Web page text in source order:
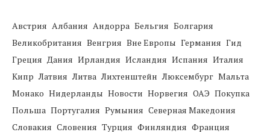
Австрия Албания Андорра Бельгия Болгария
Великобритания Венгрия Вне Европы Германия Гид
Греция Дания Ирландия Исландия Испания Италия
Кипр Латвия Литва Лихтенштейн Люксембург Мальта
Монако Нидерланды Новости Норвегия ОАЭ Покупка
Польша Португалия Румыния Северная Македония
Словакия Словения Турция Финляндия Франция